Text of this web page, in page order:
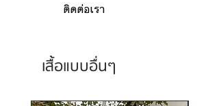
ติดต่อเรา
เสื้อแบบอื่นๆ